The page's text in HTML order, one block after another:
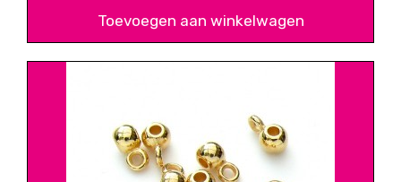
Toevoegen aan winkelwagen